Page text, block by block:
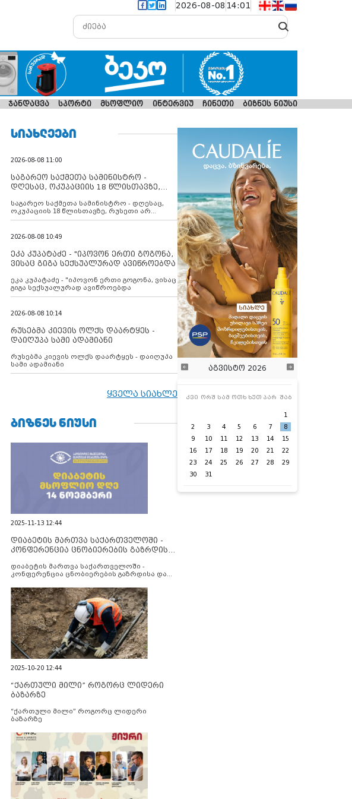
2026-08-08 14:01
ჯანდაცვა სპორტი მსოფლიო ინტერვიუ ჩინეთი ბიზნეს ნიუსი
ᲡᲘᲐᲮᲚᲔᲔᲑᲘ
2026-08-08 11:00
საგარეო საქმეთა სამინისტრო -
დღესაც, ოკუპაციის 18 წლისთავზე,
შუამავლ
საგარეო საქმეთა სამინისტრო - დღესაც,
ოკუპაციის 18 წლისთავზე, რუსეთი არ
ასრულებს ევროკავშირის შუამავლობით
შეწყვეტის შეთანხმებას. მეტიც, რუსეთი
ოკუპირებულ რეგიონებში, აგრძელებს მათი
მილიტარიზაციის პროცესს და აქტიურად
დგამს ნაბიჯებს მათი ფაქტობრივი
2026-08-08 10:49
ეკა კუპატაძე - "იპოვონ ერთი გოგონა,
ვისაც გიგა სექსუალურად ავიწროებდა
ეკა კუპატაძე - "იპოვონ ერთი გოგონა, ვისაც
გიგა სექსუალურად ავიწროებდა
2026-08-08 10:14
რუსებმა კიევის ოლქს დაარტყეს -
დაიღუპა სამი ადამიანი
რუსებმა კიევის ოლქს დაარტყეს - დაიღუპა
სამი ადამიანი
ყველა სიახლე
ᲑᲘᲖᲜᲔᲡ ᲜᲘᲣᲡᲘ
2025-11-13 12:44
დიაბეტის მართვა საქართველოში -
კონფერენცია ცნობიერების გაზრდისა
დიაბეტის მართვა საქართველოში -
კონფერენცია ცნობიერების გაზრდისა და
2025-10-20 12:44
“ქართული მილი” როგორც ლიდერი
ბაზარზე
“ქართული მილი” როგორც ლიდერი
ბაზარზე
აგვისტო 2026
კვი ორშ სამ ოთხ ხუთ პარ შაბ
1
2
3 4 5 6 7
8
9
10 11 12 13 14
15
16
17 18 19 20 21
22
23
24 25 26 27 28
29
30
31